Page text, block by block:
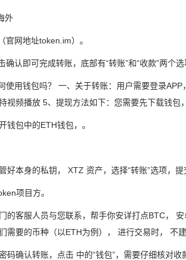
官网地址token.im）。
确认即可完成转账，底部有“转账”和“收款”两个
使用钱包吗？ 一、关于转账：用户需要登录
视频播放 5、提现方法如下：您需要先下载钱包
钱包中的ETH钱包，。
好本身的私钥， XTZ 资产，选择“转账”选项，提
项目方。
的客服人员与您联系，帮手你安详打点BTC，
需要的币种（以ETH为例）， 进行交易时， 不建
码确认转账，点击 中的“钱包”，需要仔细核对收